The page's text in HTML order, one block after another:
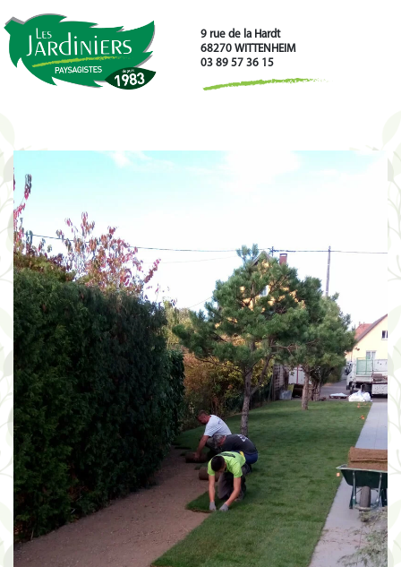
9 rue de la Hardt
68270 WITTENHEIM
03 89 57 36 15